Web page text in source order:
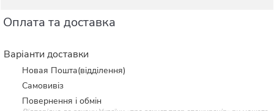
Оплата та доставка
Варіанти доставки
Новая Пошта(відділення)
Самовивіз
Повернення і обмін